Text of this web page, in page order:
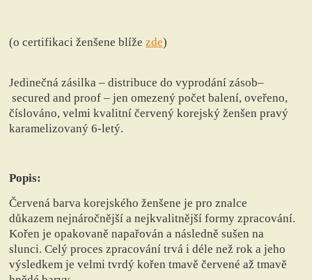
(o certifikaci ženšene blížezde)
Jedinečná zásilka – distribuce do vyprodání zásob–
secured and proof – jen omezený počet balení, oveřeno,
číslováno,velmi kvalitní červený korejský ženšen pravý
karamelizovaný 6-letý.
Popis:
Červená barva korejského ženšene je pro znalce
důkazem nejnáročnější a nejkvalitnější formy zpracování.
Kořen je opakovaně napařován a následně sušen na
slunci. Celý proces zpracování trvá i déle než rok a jeho
výsledkem je velmi tvrdý kořen tmavě červené až tmavě